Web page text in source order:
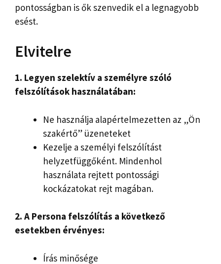
pontosságban is ők szenvedik el a legnagyobb
esést.
Elvitelre
1. Legyen szelektív a személyre szóló
felszólítások használatában:
Ne használja alapértelmezetten az „Ön
szakértő” üzeneteket
Kezelje a személyi felszólítást
helyzetfüggőként. Mindenhol
használata rejtett pontossági
kockázatokat rejt magában.
2. A Persona felszólítás a következő
esetekben érvényes:
Írás minősége